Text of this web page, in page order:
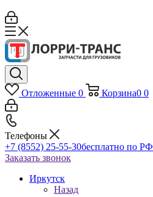
Отложенные 0 Корзина0 0
Телефоны
+7 (8552) 25-55-30бесплатно по РФ
Заказать звонок
Иркутск
Назад